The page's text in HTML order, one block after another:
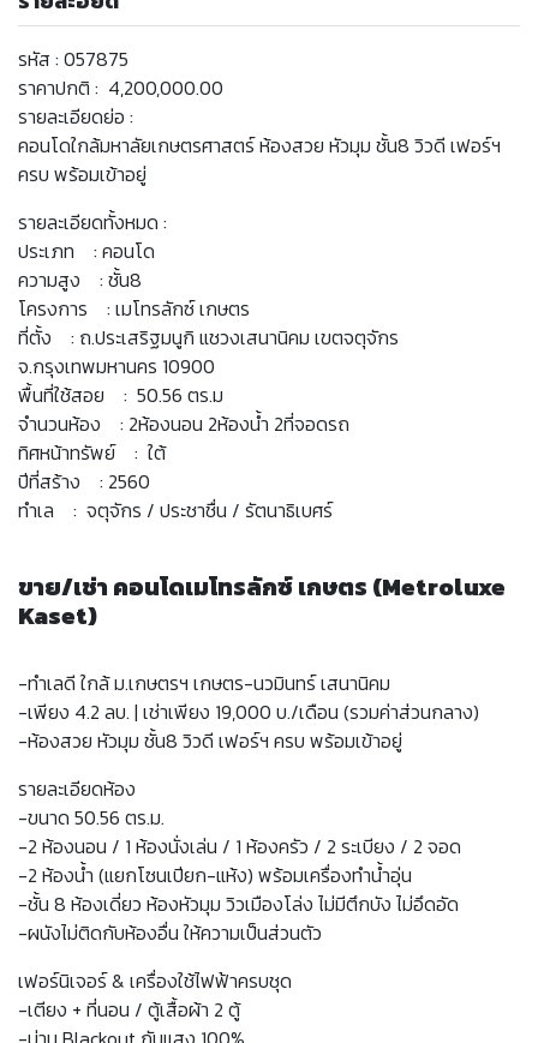
รหัส : 057875
ราคาปกติ : 4,200,000.00
รายละเอียดย่อ :
คอนโดใกล้มหาลัยเกษตรศาสตร์ ห้องสวย หัวมุม ชั้น8 วิวดี เฟอร์ฯ
ครบ พร้อมเข้าอยู่
รายละเอียดทั้งหมด :
ประเภท : คอนโด
ความสูง : ชั้น8
โครงการ : เมโทรลักซ์ เกษตร
ที่ตั้ง : ถ.ประเสริฐมนูกิ แชวงเสนานิคม เขตจตุจักร
จ.กรุงเทพมหานคร 10900
พื้นที่ใช้สอย : 50.56 ตร.ม
จำนวนห้อง : 2ห้องนอน 2ห้องน้ำ 2ที่จอดรถ
ทิศหน้าทรัพย์ : ใต้
ปีที่สร้าง : 2560
ทำเล : จตุจักร / ประชาชื่น / รัตนาธิเบศร์
ขาย/เช่า คอนโดเมโทรลักซ์ เกษตร (Metroluxe
Kaset)
-ทำเลดี ใกล้ ม.เกษตรฯ เกษตร-นวมินทร์ เสนานิคม
-เพียง 4.2 ลบ. | เช่าเพียง 19,000 บ./เดือน (รวมค่าส่วนกลาง)
-ห้องสวย หัวมุม ชั้น8 วิวดี เฟอร์ฯ ครบ พร้อมเข้าอยู่
รายละเอียดห้อง
-ขนาด 50.56 ตร.ม.
-2 ห้องนอน / 1 ห้องนั่งเล่น / 1 ห้องครัว / 2 ระเบียง / 2 จอด
-2 ห้องน้ำ (แยกโซนเปียก-แห้ง) พร้อมเครื่องทำน้ำอุ่น
-ชั้น 8 ห้องเดี่ยว ห้องหัวมุม วิวเมืองโล่ง ไม่มีตึกบัง ไม่อึดอัด
-ผนังไม่ติดกับห้องอื่น ให้ความเป็นส่วนตัว
เฟอร์นิเจอร์ & เครื่องใช้ไฟฟ้าครบชุด
-เตียง + ที่นอน / ตู้เสื้อผ้า 2 ตู้